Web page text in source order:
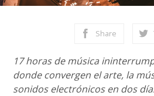
Share
17 horas de música
donde convergen el arte, la
sonidos electrónicos en dos